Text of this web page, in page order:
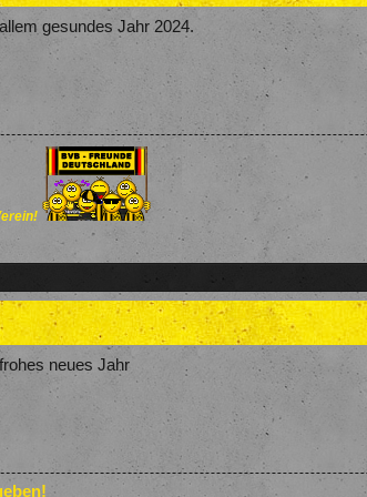
gesundes Jahr 2024.
neues Jahr